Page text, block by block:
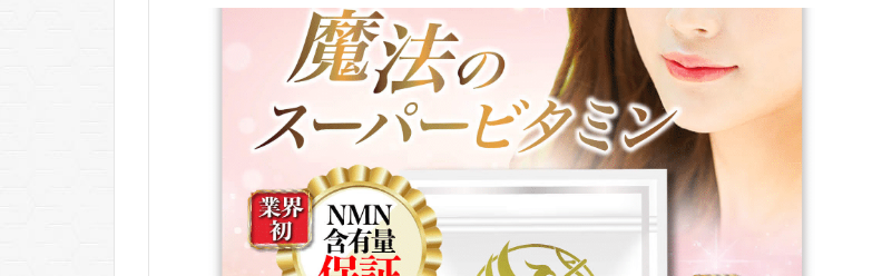
2 NMN
15000
WHITE
premium